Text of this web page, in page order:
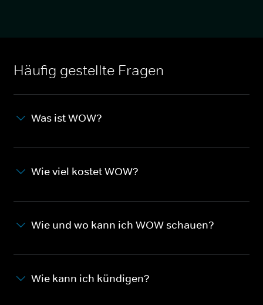
Häufig gestellte Fragen
Was ist WOW?
Wie viel kostet WOW?
Wie und wo kann ich WOW schauen?
Wie kann ich kündigen?